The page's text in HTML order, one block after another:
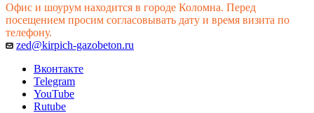
Офис и шоурум находится в городе Коломна. Перед
посещением просим согласовывать дату и время визита по
телефону.
zed@kirpich-gazobeton.ru
Вконтакте
Telegram
YouTube
Rutube